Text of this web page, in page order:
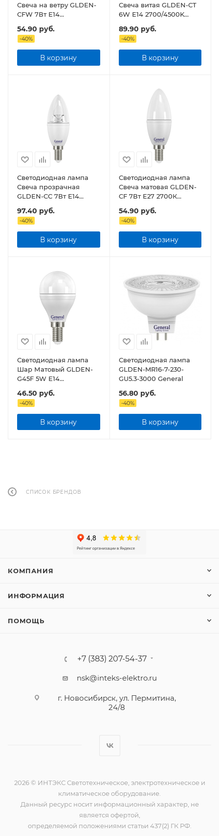
Свеча на ветру GLDEN-
CFW 7Вт E14
54.90 руб.
-40%
В корзину
Свеча витая GLDEN-CT
6W E14 2700/4500K
89.90 руб.
-40%
В корзину
Светодиодная лампа
Свеча прозрачная
GLDEN-CC 7Вт E14
97.40 руб.
-40%
В корзину
Светодиодная лампа
Свеча матовая GLDEN-
CF 7Вт E27 2700К
54.90 руб.
-40%
В корзину
Светодиодная лампа
Шар Матовый GLDEN-
G45F 5W E14
46.50 руб.
-40%
В корзину
Светодиодная лампа
GLDEN-MR16-7-230-
GU5.3-3000 General
56.80 руб.
-40%
В корзину
СПИСОК БРЕНДОВ
КОМПАНИЯ
ИНФОРМАЦИЯ
ПОМОЩЬ
+7 (383) 207-54-37
nsk@inteks-elektro.ru
г. Новосибирск, ул. Пермитина,
24/8
2026 © ИНТЭКС Светотехническое, электротехническое и
климатическое оборудование.
Данный ресурс носит информационный характер, не
является офертой,
определяемой положениями статьи 437(2) ГК РФ.